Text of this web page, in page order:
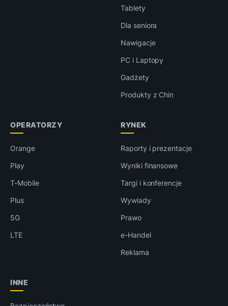
Tablety
Dla seniora
Nawigacje
PC i Laptopy
Gadżety
Produkty z Chin
OPERATORZY
Orange
Play
T-Mobile
Plus
5G
LTE
RYNEK
Raporty i prezentacje
Wyniki finansowe
Targi i konferencje
Wywiady
Prawo
e-Handel
Reklama
INNE